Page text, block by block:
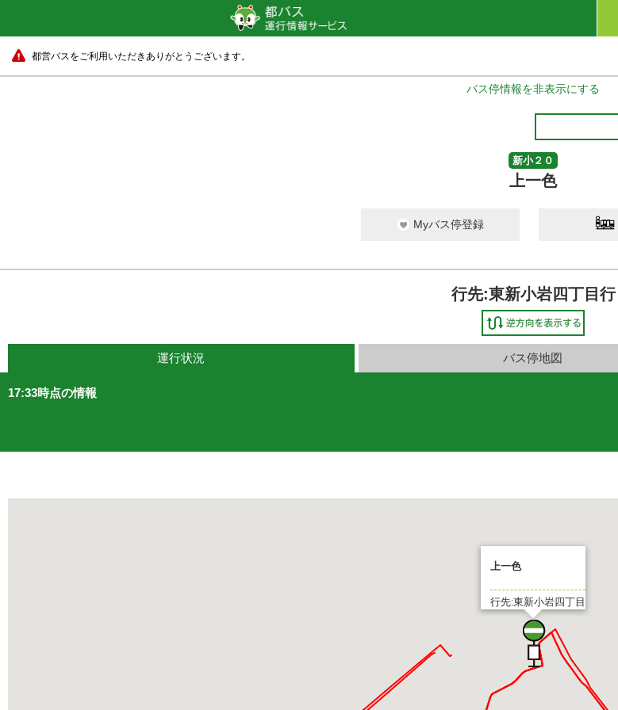
都営バスをご利用いただきありがとうございます。
バス停情報を非表示にする
新小２０
上一色
Myバス停登録
行先:東新小岩四丁目行
運行状況 バス停地図
17:33時点の情報
上一色
行先:東新小岩四丁目